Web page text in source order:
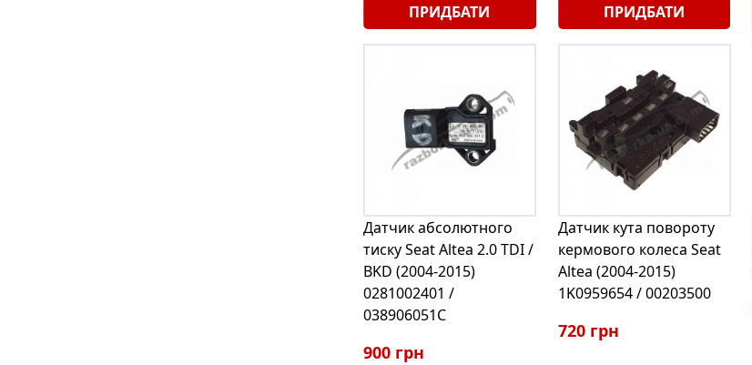
ПРИДБАТИ ПРИДБАТИ
Датчик абсолютного
тиску Seat Altea 2.0 TDI /
BKD (2004-2015)
0281002401 /
038906051C
900 грн
Датчик кута повороту
кермового колеса Seat
Altea (2004-2015)
1K0959654 / 00203500
720 грн